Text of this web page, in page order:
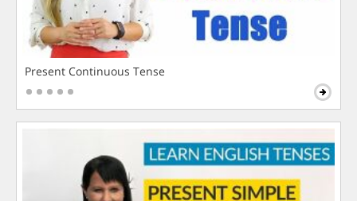
Present Continuous Tense